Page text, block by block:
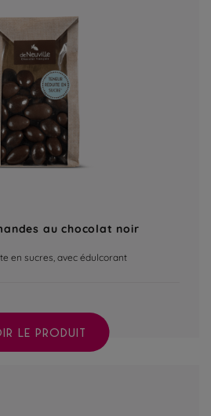
au chocolat noir
en sucres, avec édulcorant
LE PRODUIT